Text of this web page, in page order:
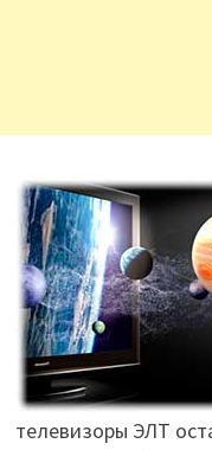
телевизоры ЭЛТ